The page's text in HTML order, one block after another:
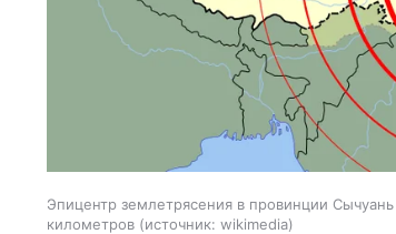
Эпицентр землетрясения в провинции
километров
источник: wikimedia